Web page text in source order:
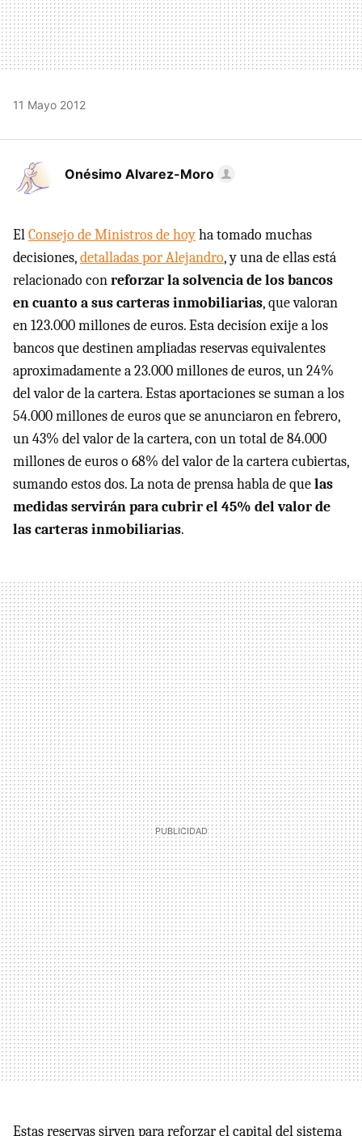
11 Mayo 2012
Onésimo Alvarez-Moro
ElConsejo de Ministros de hoyha tomado muchas
decisiones,detalladas por Alejandro, y una de ellas está
relacionado conreforzar la solvencia de los bancos
en cuanto a sus carteras inmobiliarias, que valoran
en 123.000 millones de euros. Esta decisíon exije a los
bancos que destinen ampliadas reservas equivalentes
aproximadamente a 23.000 millones de euros, un 24%
del valor de la cartera. Estas aportaciones se suman a los
54.000 millones de euros que se anunciaron en febrero,
un 43% del valor de la cartera, con un total de 84.000
millones de euros o 68% del valor de la cartera cubiertas,
sumando estos dos. La nota de prensa habla de quelas
medidas servirán para cubrir el 45% del valor de
las carteras inmobiliarias.
Estas reservas sirven para reforzar el capital del sistema